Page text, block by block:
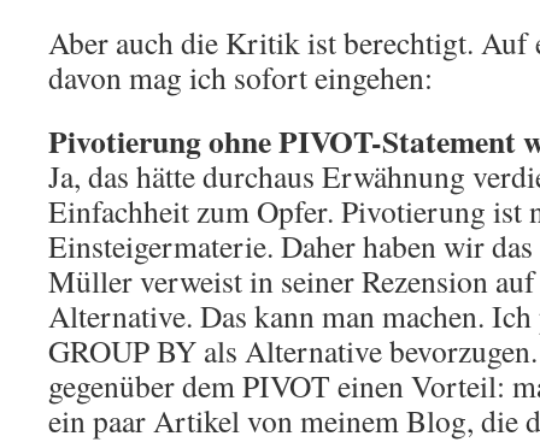
Aber auch die Kritik ist berechtigt.
davon mag ich sofort eingehen:
Pivotierung ohne PIVOT-Statement
Ja, das hätte durchaus Erwähnung
Einfachheit zum Opfer. Pivotierung ist
Einsteigermaterie. Daher haben wir
Müller verweist in seiner Rezension
Alternative. Das kann man machen.
GROUP BY als Alternative
gegenüber dem PIVOT einen Vorteil:
ein paar Artikel von meinem Blog, die